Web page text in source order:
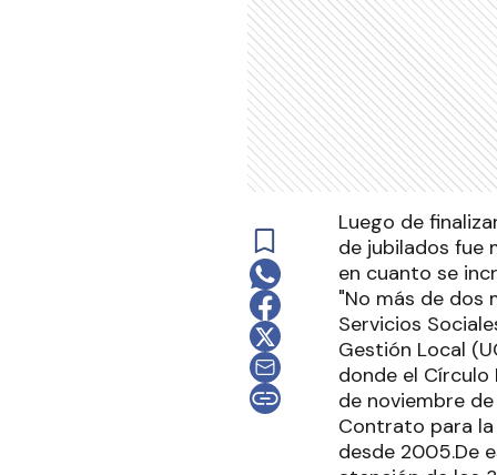
Luego de
de jubilados fue
en cuanto se
"No más de dos
Servicios
Gestión Local
donde el Círculo
de noviembre
Contrato para
desde 2005.De